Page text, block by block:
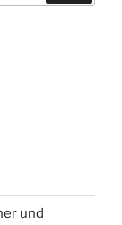
und